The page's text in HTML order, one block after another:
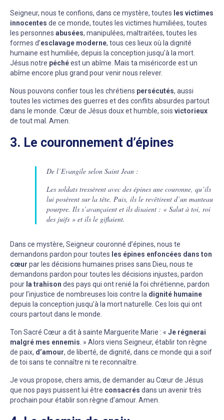
Seigneur, nous te confions, dans ce mystère, toutes les victimes
innocentes de ce monde, toutes les victimes humiliées, toutes
les personnes abusées, manipulées, maltraitées, toutes les
formes d’esclavage moderne, tous ces lieux où la dignité
humaine est humiliée, depuis la conception jusqu’à la mort.
Jésus notre péchéest un abîme. Mais ta miséricorde est un
abîme encore plus grand pour venir nous relever.
Nous pouvons confier tous les chrétiens persécutés, aussi
toutes les victimes des guerres et des conflits absurdes partout
dans le monde. Cœur de Jésus doux et humble, sois victorieux
de tout mal. Amen.
3. Le couronnement d’épines
De l’Evangile selon Saint Jean :
Les soldats tressèrent avec des épines une couronne, qu’ils
lui posèrent sur la tête. Puis, ils le revêtirent d’un manteau
pourpre. Ils s’avançaient et ils disaient : « Salut à toi, roi
des juifs » et ils le giflaient.
Dans ce mystère, Seigneur couronné d’épines, nous te
demandons pardon pour toutes les épines enfoncées dans ton
cœur par les décisions humaines prises sans Dieu, nous te
demandons pardon pour toutes les décisions injustes, pardon
pour la trahison des pays qui ont renié la foi chrétienne, pardon
pour l’injustice de nombreuses lois contre la dignité humaine
depuis la conception jusqu’à la mort naturelle. Ces lois qui ont
cours partout dans le monde.
Ton Sacré Cœur a dit à sainte Marguerite Marie : « Je régnerai
malgré mes ennemis. » Alors viens Seigneur, établir ton règne
de paix, d’amour, de liberté, de dignité, dans ce monde qui a soif
de toi sans te connaître ni te reconnaître.
Je vous propose, chers amis, de demander au Cœur de Jésus
que nos pays puissent lui être consacrés dans un avenir très
prochain pour établir son règne d’amour. Amen.